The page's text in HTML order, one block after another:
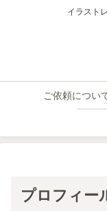
イラスト
ご依頼につい
プロフィー